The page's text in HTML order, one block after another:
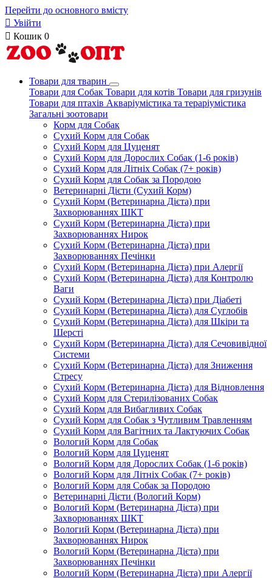
Перейти до основного вмісту
 Увійти
 Кошик 0
Товари для тварин
Товари для Собак Товари для котів Товари для гризунів
Товари для птахів Акваріумістика та тераріумістика
Загальні зоотовари
Корм для Собак
Сухий Корм для Собак
Сухий Корм для Цуценят
Сухий Корм для Дорослих Собак (1-6 років)
Сухий Корм для Літніх Собак (7+ років)
Сухий Корм для Собак за Породою
Ветеринарні Дієти (Сухий Корм)
Сухий Корм (Ветеринарна Дієта) при
Захворюваннях ШКТ
Сухий Корм (Ветеринарна Дієта) при
Захворюваннях Нирок
Сухий Корм (Ветеринарна Дієта) при
Захворюваннях Печінки
Сухий Корм (Ветеринарна Дієта) при Алергії
Сухий Корм (Ветеринарна Дієта) для Контролю
Ваги
Сухий Корм (Ветеринарна Дієта) при Діабеті
Сухий Корм (Ветеринарна Дієта) для Суглобів
Сухий Корм (Ветеринарна Дієта) для Шкіри та
Шерсті
Сухий Корм (Ветеринарна Дієта) для Сечовивідної
Системи
Сухий Корм (Ветеринарна Дієта) для Зниження
Стресу
Сухий Корм (Ветеринарна Дієта) для Відновлення
Сухий Корм для Стерилізованих Собак
Сухий Корм для Вибагливих Собак
Сухий Корм для Собак з Чутливим Травленням
Сухий Корм для Вагітних та Лактуючих Собак
Вологий Корм для Собак
Вологий Корм для Цуценят
Вологий Корм для Дорослих Собак (1-6 років)
Вологий Корм для Літніх Собак (7+ років)
Вологий Корм для Собак за Породою
Ветеринарні Дієти (Вологий Корм)
Вологий Корм (Ветеринарна Дієта) при
Захворюваннях ШКТ
Вологий Корм (Ветеринарна Дієта) при
Захворюваннях Нирок
Вологий Корм (Ветеринарна Дієта) при
Захворюваннях Печінки
Вологий Корм (Ветеринарна Дієта) при Алергії